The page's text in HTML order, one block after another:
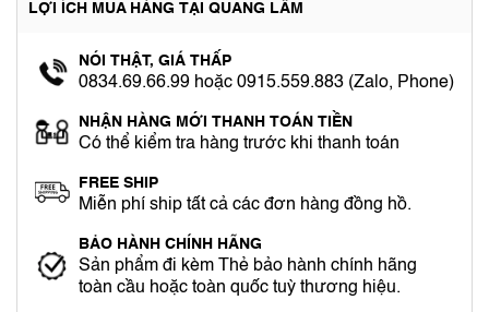
LỢI ÍCH MUA HÀNG TẠI QUANG LÂM
NÓI THẬT, GIÁ THẤP
0834.69.66.99 hoặc 0915.559.883 (Zalo, Phone)
NHẬN HÀNG MỚI THANH TOÁN TIỀN
Có thể kiểm tra hàng trước khi thanh toán
FREE SHIP
Miễn phí ship tất cả các đơn hàng đồng hồ.
BẢO HÀNH CHÍNH HÃNG
Sản phẩm đi kèm Thẻ bảo hành chính hãng
toàn cầu hoặc toàn quốc tuỳ thương hiệu.